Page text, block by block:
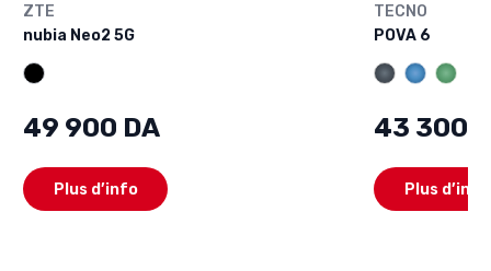
ZTE
nubia Neo2 5G
49 900 DA
Plus d’info
TECNO
POVA 6
43 300
Plus d’info